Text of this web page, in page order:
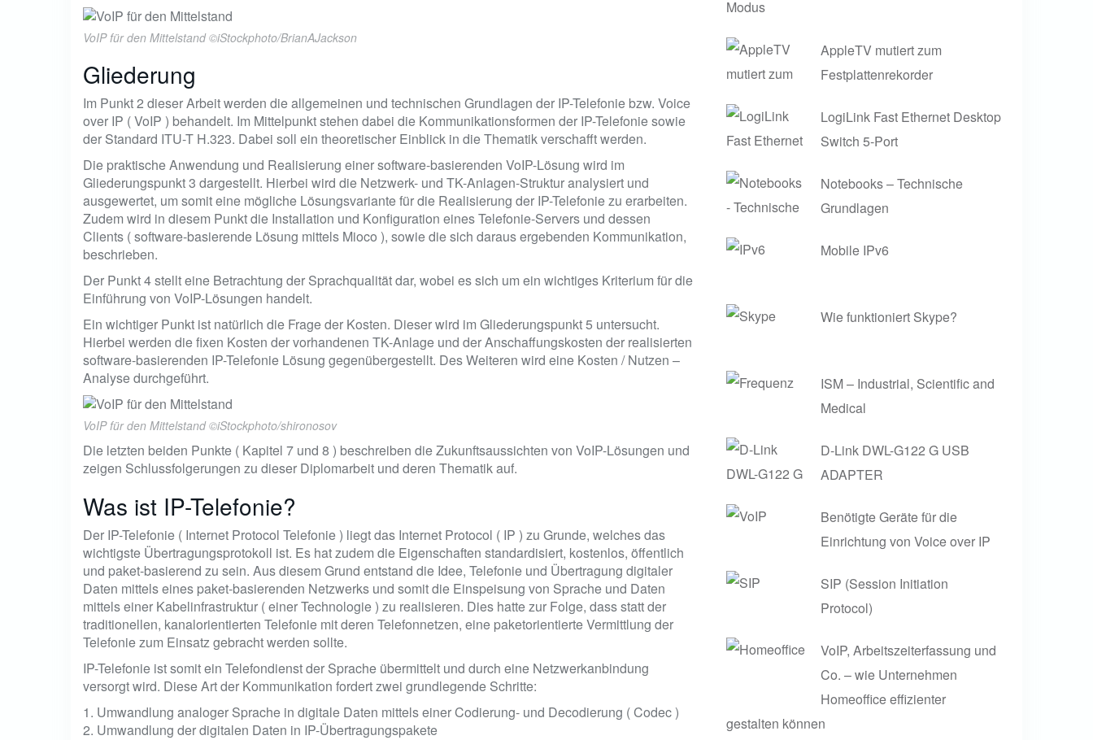
VoIP für den Mittelstand ©iStockphoto/BrianAJackson
Gliederung
Im Punkt 2 dieser Arbeit werden die allgemeinen und technischen Grundlagen der IP-Telefonie bzw. Voice
over IP ( VoIP ) behandelt. Im Mittelpunkt stehen dabei die Kommunikationsformen der IP-Telefonie sowie
der Standard ITU-T H.323. Dabei soll ein theoretischer Einblick in die Thematik verschafft werden.
Die praktische Anwendung und Realisierung einer software-basierenden VoIP-Lösung wird im
Gliederungspunkt 3 dargestellt. Hierbei wird die Netzwerk- und TK-Anlagen-Struktur analysiert und
ausgewertet, um somit eine mögliche Lösungsvariante für die Realisierung der IP-Telefonie zu erarbeiten.
Zudem wird in diesem Punkt die Installation und Konfiguration eines Telefonie-Servers und dessen
Clients ( software-basierende Lösung mittels Mioco ), sowie die sich daraus ergebenden Kommunikation,
beschrieben.
Der Punkt 4 stellt eine Betrachtung der Sprachqualität dar, wobei es sich um ein wichtiges Kriterium für die
Einführung von VoIP-Lösungen handelt.
Ein wichtiger Punkt ist natürlich die Frage der Kosten. Dieser wird im Gliederungspunkt 5 untersucht.
Hierbei werden die fixen Kosten der vorhandenen TK-Anlage und der Anschaffungskosten der realisierten
software-basierenden IP-Telefonie Lösung gegenübergestellt. Des Weiteren wird eine Kosten / Nutzen –
Analyse durchgeführt.
VoIP für den Mittelstand ©iStockphoto/shironosov
Die letzten beiden Punkte ( Kapitel 7 und 8 ) beschreiben die Zukunftsaussichten von VoIP-Lösungen und
zeigen Schlussfolgerungen zu dieser Diplomarbeit und deren Thematik auf.
Was ist IP-Telefonie?
Der IP-Telefonie ( Internet Protocol Telefonie ) liegt das Internet Protocol ( IP ) zu Grunde, welches das
wichtigste Übertragungsprotokoll ist. Es hat zudem die Eigenschaften standardisiert, kostenlos, öffentlich
und paket-basierend zu sein. Aus diesem Grund entstand die Idee, Telefonie und Übertragung digitaler
Daten mittels eines paket-basierenden Netzwerks und somit die Einspeisung von Sprache und Daten
mittels einer Kabelinfrastruktur ( einer Technologie ) zu realisieren. Dies hatte zur Folge, dass statt der
traditionellen, kanalorientierten Telefonie mit deren Telefonnetzen, eine paketorientierte Vermittlung der
Telefonie zum Einsatz gebracht werden sollte.
IP-Telefonie ist somit ein Telefondienst der Sprache übermittelt und durch eine Netzwerkanbindung
versorgt wird. Diese Art der Kommunikation fordert zwei grundlegende Schritte:
1. Umwandlung analoger Sprache in digitale Daten mittels einer Codierung- und Decodierung ( Codec )
2. Umwandlung der digitalen Daten in IP-Übertragungspakete
AppleTV mutiert zum
Festplattenrekorder
LogiLink Fast Ethernet Desktop
Switch 5-Port
Notebooks – Technische
Grundlagen
Mobile IPv6
Wie funktioniert Skype?
ISM – Industrial, Scientific and
Medical
D-Link DWL-G122 G USB
ADAPTER
Benötigte Geräte für die
Einrichtung von Voice over IP
SIP (Session Initiation
Protocol)
VoIP, Arbeitszeiterfassung und
Co. – wie Unternehmen
Homeoffice effizienter
gestalten können